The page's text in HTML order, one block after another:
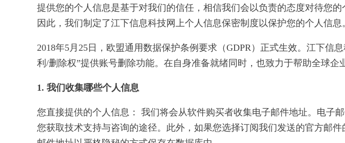
提供您的个人信息是基于对我们的信任，相信我们会以负责的态度对待您
因此，我们制定了江下信息科技网上个人信息保密制度以保护您的个人信息
2018年5月25日，欧盟通用数据保护条例要求（GDPR）正式生效。江下信
利/删除权”提供账号删除功能。在自身准备就绪同时，也致力于帮助全球企
1. 我们收集哪些个人信息
您直接提供的个人信息： 我们将会从软件购买者收集电子邮件地址。电子
您获取技术支持与咨询的途径。此外，如果您选择订阅我们发送的官方邮